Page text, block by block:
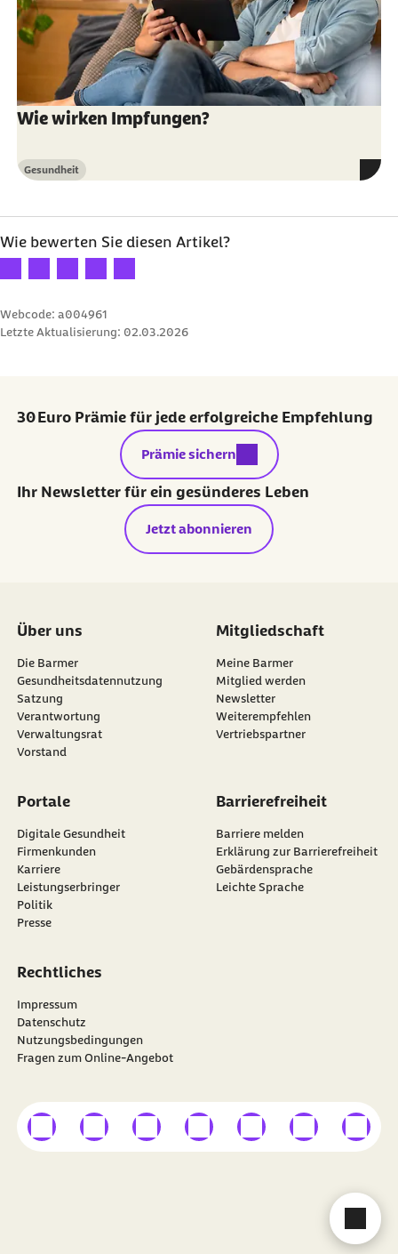
Wie wirken Impfungen?
Kategorie
Gesundheit
Wie bewerten Sie diesen Artikel?
Ihre Bewertung: 1 Stern
Ihre Bewertung: 2 Sterne
Ihre Bewertung: 3 Sterne
Ihre Bewertung: 4 Sterne
Ihre Bewertung: 5 Sterne
Webcode: a004961
Letzte Aktualisierung: 02.03.2026
30 Euro Prämie für jede erfolgreiche Empfehlung
externer Link:
Prämie sichern
Ihr Newsletter für ein gesünderes Leben
Jetzt abonnieren
Über uns
Die Barmer
Gesundheitsdatennutzung
Satzung
Verantwortung
Verwaltungsrat
Vorstand
Mitgliedschaft
Meine Barmer
Mitglied werden
Newsletter
externer Link:
Weiterempfehlen
Vertriebspartner
Portale
Digitale Gesundheit
Firmenkunden
Karriere
Leistungserbringer
Politik
Presse
Barrierefreiheit
Barriere melden
Erklärung zur Barrierefreiheit
Gebärdensprache
Leichte Sprache
Rechtliches
Impressum
Datenschutz
Nutzungsbedingungen
Fragen zum Online-Angebot
Besuchen Sie dieBARMER auf
externer Linkexterner Linkexterner Linkexterner Linkexterner Linkexterner Link